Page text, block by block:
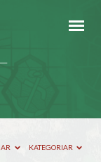
KATEGORIAR